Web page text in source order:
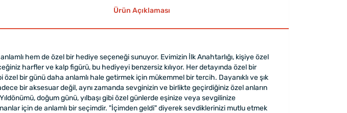
Ürün Açıklaması
hem de özel bir hediye seçeneği sunuyor. Evimizin İlk Anahtarlığı, kişiye özel
harfler ve kalp figürü, bu hediyeyi benzersiz kılıyor. Her detayında özel bir
bir günü daha anlamlı hale getirmek için mükemmel bir tercih. Dayanıklı ve şık
bir aksesuar değil, aynı zamanda sevginizin ve birlikte geçirdiğiniz özel anların
doğum günü, yılbaşı gibi özel günlerde eşinize veya sevgilinize
için de anlamlı bir seçimdir. "İçimden geldi" diyerek sevdiklerinizi mutlu etmek